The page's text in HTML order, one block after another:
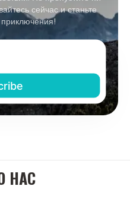
сейчас и станьте
НАС